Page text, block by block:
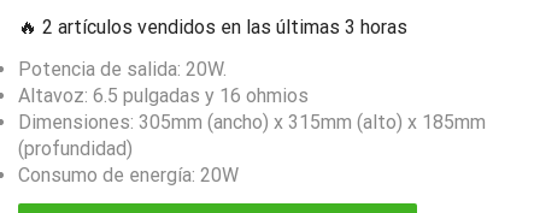
🔥 2 artículos vendidos en las últimas 3 horas
Potencia de salida: 20W.
Altavoz: 6.5 pulgadas y 16 ohmios
Dimensiones: 305mm (ancho) x 315mm (alto) x 185mm
(profundidad)
Consumo de energía: 20W